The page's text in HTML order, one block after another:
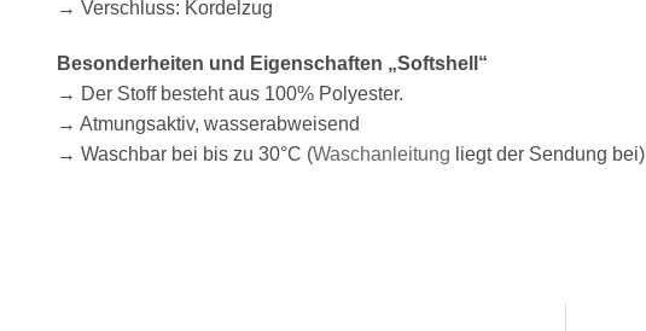
→ Verschluss: Kordelzug
Besonderheiten und Eigenschaften „Softshell“
→ Der Stoff besteht aus 100% Polyester.
→ Atmungsaktiv, wasserabweisend
→ Waschbar bei bis zu 30°C (Waschanleitung liegt der Sendung bei)